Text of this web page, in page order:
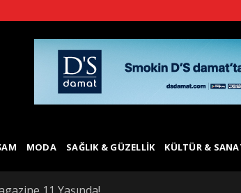
MODA SAĞLIK & GÜZELLIK KÜLTÜR &